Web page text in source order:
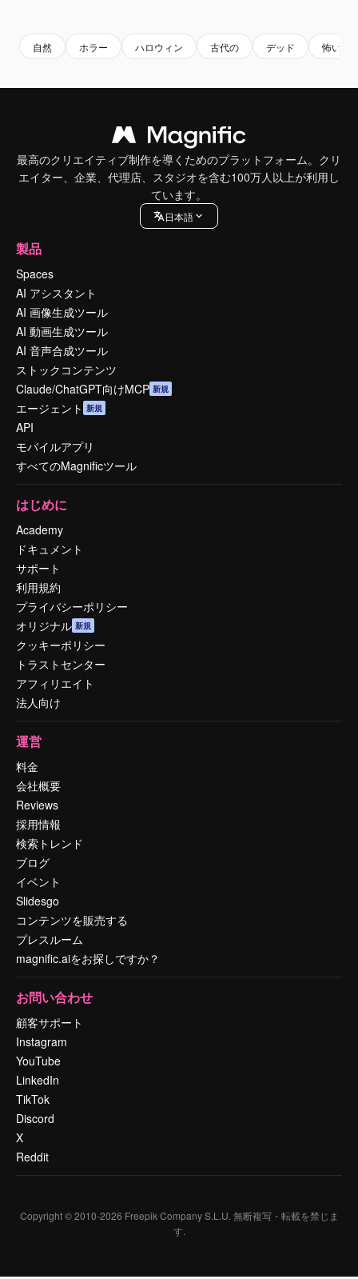
自然 ホラー ハロウィン 古代の デッド 怖い
最高のクリエイティブ制作を導くためのプラットフォーム。クリ
エイター、企業、代理店、スタジオを含む100万人以上が利用し
ています。
日本語
製品
Spaces
AI アシスタント
AI 画像生成ツール
AI 動画生成ツール
AI 音声合成ツール
ストックコンテンツ
Claude/ChatGPT向けMCP 新規
エージェント 新規
API
モバイルアプリ
すべてのMagnificツール
はじめに
Academy
ドキュメント
サポート
利用規約
プライバシーポリシー
オリジナル 新規
クッキーポリシー
トラストセンター
アフィリエイト
法人向け
運営
料金
会社概要
Reviews
採用情報
検索トレンド
ブログ
イベント
Slidesgo
コンテンツを販売する
プレスルーム
magnific.aiをお探しですか？
お問い合わせ
顧客サポート
Instagram
YouTube
LinkedIn
TikTok
Discord
X
Reddit
Copyright © 2010-2026 Freepik Company S.L.U. 無断複写・転載を禁じま
す.